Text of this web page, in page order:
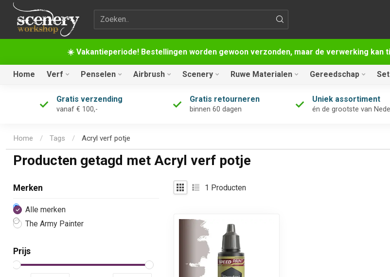
☀️ Vakantieperiode! Bestellingen worden gewoon verzonden, maar de verwerking kan
Zoekterm
Home Verf Penselen Airbrush Scenery Ruwe Materialen Gereedschap
Gratis verzending
vanaf € 100,-
Gratis retourneren
binnen 60 dagen
Uniek assortiment
én de grootste van
Home / Tags / Acryl verf potje
Producten getagd met Acryl verf potje
Merken
Alle merken
The Army Painter
Prijs
1 Producten